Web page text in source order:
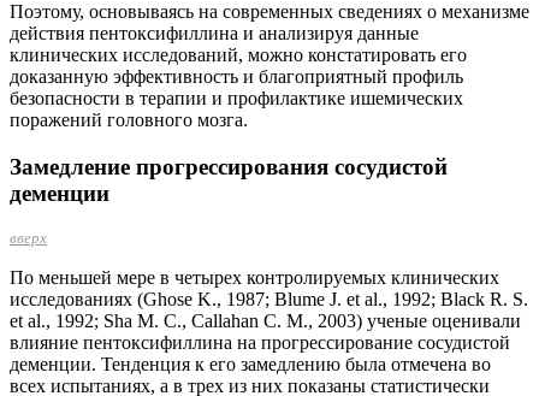
Поэтому, основываясь на современных сведениях о механизме
действия пентоксифиллина и анализируя данные
клинических исследований, можно констатировать его
доказанную эффективность и благоприятный профиль
безопасности в терапии и профилактике ишемических
поражений головного мозга.
Замедление прогрессирования сосудистой
деменции
вверх
По меньшей мере в четырех контролируемых клинических
исследованиях (Ghose K., 1987; Blume J. et al., 1992; Black R. S.
et al., 1992; Sha M. C., Callahan C. M., 2003) ученые оценивали
влияние пентоксифиллина на прогрессирование сосудистой
деменции. Тенденция к его замедлению была отмечена во
всех испытаниях, а в трех из них показаны статистически